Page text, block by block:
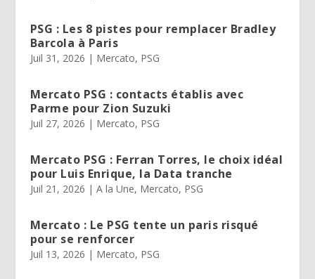
PSG : Les 8 pistes pour remplacer Bradley
Barcola à Paris
Juil 31, 2026 | Mercato, PSG
Mercato PSG : contacts établis avec
Parme pour Zion Suzuki
Juil 27, 2026 | Mercato, PSG
Mercato PSG : Ferran Torres, le choix idéal
pour Luis Enrique, la Data tranche
Juil 21, 2026 | A la Une, Mercato, PSG
Mercato : Le PSG tente un paris risqué
pour se renforcer
Juil 13, 2026 | Mercato, PSG